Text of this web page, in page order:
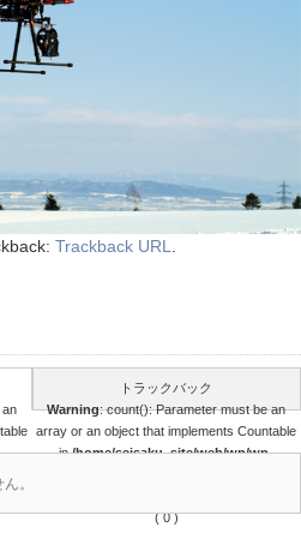
Trackback URL
an
トラックバック
Warning: count(): Parameter must be an
array or an object that implements Countable
in/home/seisaku_site/web/wp/wp-
( 0 )
。